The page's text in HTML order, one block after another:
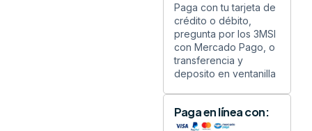
Paga con tu tarjeta de
crédito o débito,
pregunta por los 3MSI
con Mercado Pago, o
transferencia y
deposito en ventanilla
Paga en línea con: